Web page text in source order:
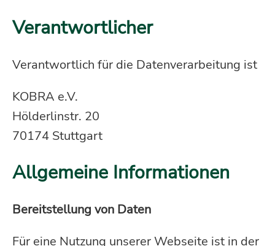
Verantwortlicher
Verantwortlich für die Datenverarbeitung ist
KOBRA e.V.
Hölderlinstr. 20
70174 Stuttgart
Allgemeine Informationen
Bereitstellung von Daten
Für eine Nutzung unserer Webseite ist in der